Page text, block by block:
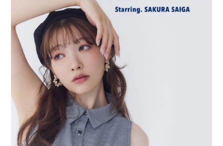
STYLE PHOTO
ACCOUNT
SHOP LIST
CONCEPT
ONLINE STORE
COMPANY
CONTACT